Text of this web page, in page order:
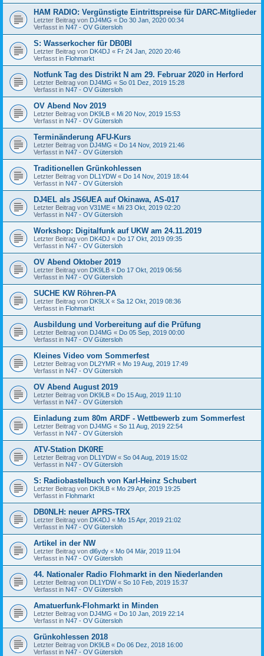
HAM RADIO: Vergünstigte Eintrittspreise für DARC-Mitglieder
Letzter Beitrag von DJ4MG « Do 30 Jan, 2020 00:34
Verfasst in N47 - OV Gütersloh
S: Wasserkocher für DB0BI
Letzter Beitrag von DK4DJ « Fr 24 Jan, 2020 20:46
Verfasst in Flohmarkt
Notfunk Tag des Distrikt N am 29. Februar 2020 in Herford
Letzter Beitrag von DJ4MG « So 01 Dez, 2019 15:28
Verfasst in N47 - OV Gütersloh
OV Abend Nov 2019
Letzter Beitrag von DK9LB « Mi 20 Nov, 2019 15:53
Verfasst in N47 - OV Gütersloh
Terminänderung AFU-Kurs
Letzter Beitrag von DJ4MG « Do 14 Nov, 2019 21:46
Verfasst in N47 - OV Gütersloh
Traditionellen Grünkohlessen
Letzter Beitrag von DL1YDW« Do 14 Nov, 2019 18:44
Verfasst in N47 - OV Gütersloh
DJ4EL als JS6UEA auf Okinawa, AS-017
Letzter Beitrag von V31ME « Mi 23 Okt, 2019 02:20
Verfasst in N47 - OV Gütersloh
Workshop: Digitalfunk auf UKW am 24.11.2019
Letzter Beitrag von DK4DJ « Do 17 Okt, 2019 09:35
Verfasst in N47 - OV Gütersloh
OV Abend Oktober 2019
Letzter Beitrag von DK9LB « Do 17 Okt, 2019 06:56
Verfasst in N47 - OV Gütersloh
SUCHE KW Röhren-PA
Letzter Beitrag von DK9LX « Sa 12 Okt, 2019 08:36
Verfasst in Flohmarkt
Ausbildung und Vorbereitung auf die Prüfung
Letzter Beitrag von DJ4MG « Do 05 Sep, 2019 00:00
Verfasst in N47 - OV Gütersloh
Kleines Video vom Sommerfest
Letzter Beitrag von DL2YMR « Mo 19 Aug, 2019 17:49
Verfasst in N47 - OV Gütersloh
OV Abend August 2019
Letzter Beitrag von DK9LB « Do 15 Aug, 2019 11:10
Verfasst in N47 - OV Gütersloh
Einladung zum 80m ARDF - Wettbewerb zum Sommerfest
Letzter Beitrag von DJ4MG « So 11 Aug, 2019 22:54
Verfasst in N47 - OV Gütersloh
ATV-Station DK0RE
Letzter Beitrag von DL1YDW« So 04 Aug, 2019 15:02
Verfasst in N47 - OV Gütersloh
S: Radiobastelbuch von Karl-Heinz Schubert
Letzter Beitrag von DK9LB « Mo 29 Apr, 2019 19:25
Verfasst in Flohmarkt
DB0NLH: neuer APRS-TRX
Letzter Beitrag von DK4DJ « Mo 15 Apr, 2019 21:02
Verfasst in N47 - OV Gütersloh
Artikel in der NW
Letzter Beitrag von dl6ydy « Mo 04 Mär, 2019 11:04
Verfasst in N47 - OV Gütersloh
44. Nationaler Radio Flohmarkt in den Niederlanden
Letzter Beitrag von DL1YDW« So 10 Feb, 2019 15:37
Verfasst in N47 - OV Gütersloh
Amatuerfunk-Flohmarkt in Minden
Letzter Beitrag von DJ4MG « Do 10 Jan, 2019 22:14
Verfasst in N47 - OV Gütersloh
Grünkohlessen 2018
Letzter Beitrag von DK9LB « Do 06 Dez, 2018 16:00
Verfasst in N47 - OV Gütersloh